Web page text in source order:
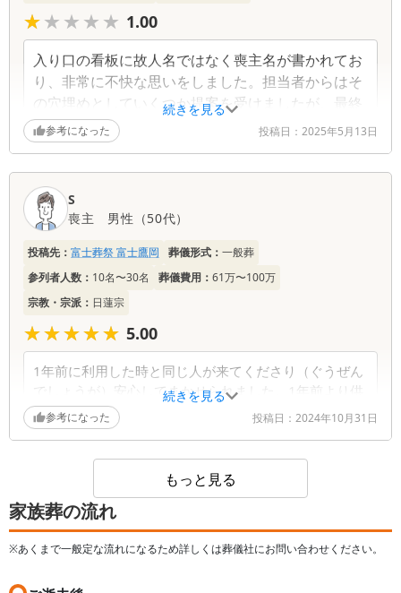
続きを見る
★★★★★
★★★★★ 1.00
入り口の看板に故人名ではなく喪主名が書かれてお
り、非常に不快な思いをしました。担当者からはそ
の穴埋めとしていくつか提案を受けましたが、最終
的にその提案は撤回され、納得のいく解決には至り
ませんでした。私には反省の様子が見られなかった
ので、この葬儀社を誰かに勧めたいとは思いませ
ん。
参考になった 投稿日： 2025年5月13日
続きを見る
S
喪主
男性 （50代）
投稿先： 富士葬祭 富士鷹岡 葬儀形式： 一般葬
参列者人数： 10名〜30名 葬儀費用： 61万〜100万
宗教・宗派： 日蓮宗
★★★★★
★★★★★ 5.00
1年前に利用した時と同じ人が来てくださり（ぐうぜん
でしょうが）安心してまかせられました。1年前より供
花のまわりのボリュームが少なかった。
1年前より値上げがちょこちょこあった。物価高でしか
参考になった 投稿日： 2024年10月31日
もっと見る
家族葬の流れ
※あくまで一般定な流れになるため詳しくは葬儀社にお問い合わせください。